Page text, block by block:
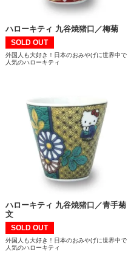
ハローキティ 九谷焼猪口／梅菊
SOLD OUT
外国人も大好き！日本のおみやげに世界中で
人気のハローキティ
ハローキティ 九谷焼猪口／青手菊
文
SOLD OUT
外国人も大好き！日本のおみやげに世界中で
人気のハローキティ